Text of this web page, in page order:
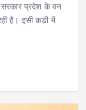
प्रदेश के वन
है। इसी कड़ी में